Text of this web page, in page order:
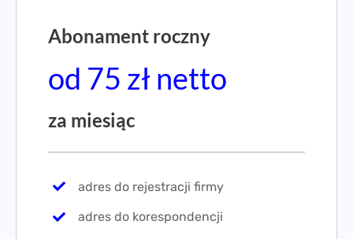
Abonament roczny
od 75 zł netto
za miesiąc
adres do rejestracji firmy
adres do korespondencji